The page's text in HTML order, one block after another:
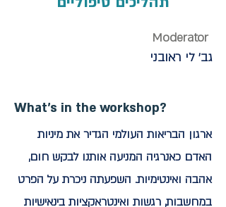
Moderator
גב' לי ראובני
What's in the workshop?
ארגון הבריאות העולמי הגדיר את מיניות
האדם כאנרגיה המניעה אותנו לבקש חום,
אהבה ואינטימיות. השפעתה ניכרת על הפרט
במחשבות, רגשות ואינטראקציות בינאישיות